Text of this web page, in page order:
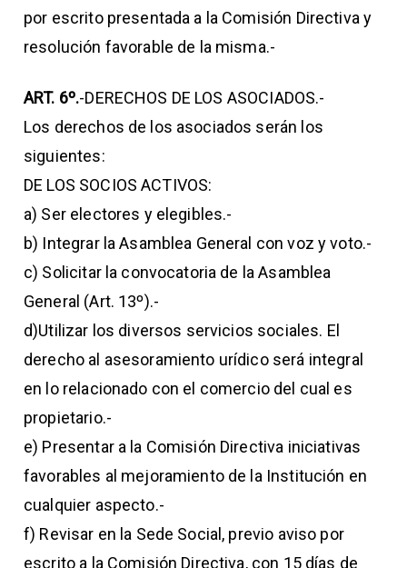
por escrito presentada a la Comisión Directiva y
resolución favorable de la misma.-
ART. 6º.-DERECHOS DE LOS ASOCIADOS.-
Los derechos de los asociados serán los
siguientes:
DE LOS SOCIOS ACTIVOS:
a) Ser electores y elegibles.-
b) Integrar la Asamblea General con voz y voto.-
c) Solicitar la convocatoria de la Asamblea
General (Art. 13º).-
d)Utilizar los diversos servicios sociales. El
derecho al asesoramiento urídico será integral
en lo relacionado con el comercio del cual es
propietario.-
e) Presentar a la Comisión Directiva iniciativas
favorables al mejoramiento de la Institución en
cualquier aspecto.-
f) Revisar en la Sede Social, previo aviso por
escrito a la Comisión Directiva, con 15 días de